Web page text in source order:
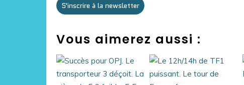
S'inscrire à la newsletter
Vous aimerez aussi :